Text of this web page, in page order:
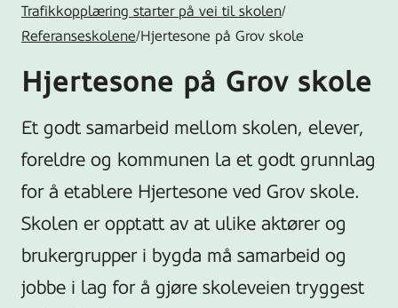
Trafikkopplæring starter på vei til skolen/
Referanseskolene/Hjertesone på Grov skole
Hjertesone på Grov skole
Et godt samarbeid mellom skolen, elever,
foreldre og kommunen la et godt grunnlag
for å etablere Hjertesone ved Grov skole.
Skolen er opptatt av at ulike aktører og
brukergrupper i bygda må samarbeid og
jobbe i lag for å gjøre skoleveien tryggest